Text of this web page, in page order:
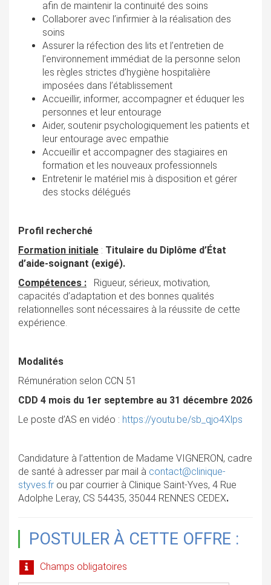
afin de maintenir la continuité des soins
Collaborer avec l’infirmier à la réalisation des
soins
Assurer la réfection des lits et l’entretien de
l’environnement immédiat de la personne selon
les règles strictes d’hygiène hospitalière
imposées dans l’établissement
Accueillir, informer, accompagner et éduquer les
personnes et leur entourage
Aider, soutenir psychologiquement les patients et
leur entourage avec empathie
Accueillir et accompagner des stagiaires en
formation et les nouveaux professionnels
Entretenir le matériel mis à disposition et gérer
des stocks délégués
Profil recherché
Formation initiale : Titulaire du Diplôme d’État
d’aide-soignant (exigé).
Compétences : Rigueur, sérieux, motivation,
capacités d’adaptation et des bonnes qualités
relationnelles sont nécessaires à la réussite de cette
expérience.
Modalités
Rémunération selon CCN 51
CDD 4 mois du 1er septembre au 31 décembre 2026
Le poste d’AS en vidéo : https://youtu.be/sb_qjo4Xlps
Candidature à l’attention de Madame VIGNERON, cadre
de santé à adresser par mail à contact@clinique-
styves.fr ou par courrier à Clinique Saint-Yves, 4 Rue
Adolphe Leray, CS 54435, 35044 RENNES CEDEX.
POSTULER À CETTE OFFRE :
Champs obligatoires